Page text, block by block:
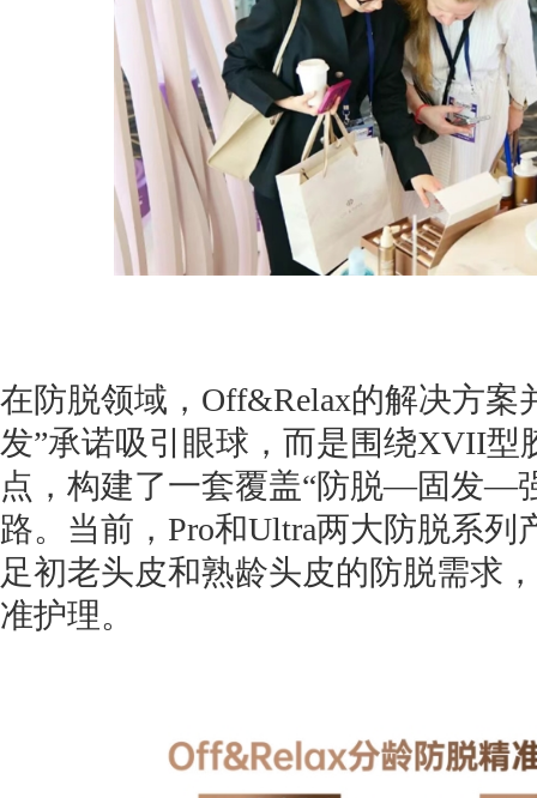
在防脱领域，Off&Relax的解决方案
发”承诺吸引眼球，而是围绕XVII型
点，构建了一套覆盖“防脱—固发—
路。当前，Pro和Ultra两大防脱系列
足初老头皮和熟龄头皮的防脱需求
准护理。